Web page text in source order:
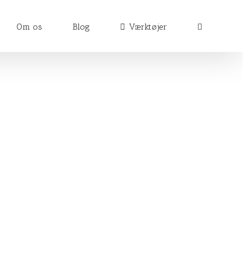
Om os Blog Værktøjer